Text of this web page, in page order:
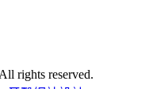
rights reserved.